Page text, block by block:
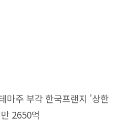
마주 부각 한국프랜지 '상한
2650억